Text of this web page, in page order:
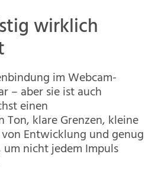
wirklich
im Webcam-
– aber sie ist auch
einen
klare Grenzen, kleine
Entwicklung und genug
nicht jedem Impuls